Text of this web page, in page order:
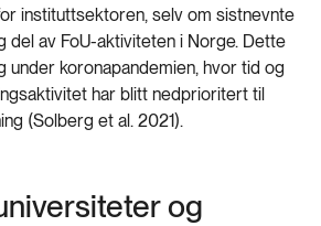
instituttsektoren, selv om sistnevnte
del av FoU-aktiviteten i Norge. Dette
under koronapandemien, hvor tid og
har blitt nedprioritert til
(Solberg et al. 2021).
og